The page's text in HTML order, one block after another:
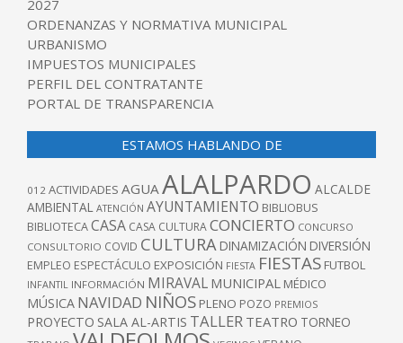
2027
ORDENANZAS Y NORMATIVA MUNICIPAL
URBANISMO
IMPUESTOS MUNICIPALES
PERFIL DEL CONTRATANTE
PORTAL DE TRANSPARENCIA
ESTAMOS HABLANDO DE
012 ACTIVIDADES AGUAALALPARDO ALCALDE
AMBIENTAL ATENCIÓN AYUNTAMIENTO BIBLIOBUS
BIBLIOTECACASA CASA CULTURACONCIERTO CONCURSO
CONSULTORIO COVID CULTURA DINAMIZACIÓN DIVERSIÓN
EMPLEO ESPECTÁCULO EXPOSICIÓN FIESTA FIESTAS FUTBOL
INFANTIL INFORMACIÓN MIRAVAL MUNICIPAL MÉDICO
MÚSICA NAVIDAD NIÑOS PLENO POZO PREMIOS
PROYECTO SALA AL-ARTIS TALLER TEATRO TORNEO